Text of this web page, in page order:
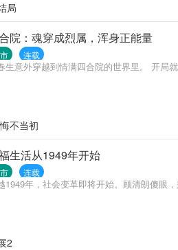
局
院：魂穿成烈属，浑身正能量
连载
生意外穿越到情满四合院的世界里。 开
不当初
生活从1949年开始
连载
1949年，社会变革即将开始。顾清朗傻眼
2